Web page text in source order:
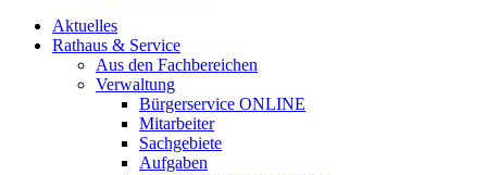
Aktuelles
Rathaus & Service
Aus den Fachbereichen
Verwaltung
Bürgerservice ONLINE
Mitarbeiter
Sachgebiete
Aufgaben